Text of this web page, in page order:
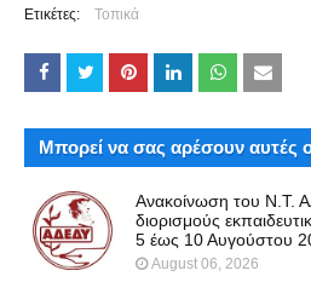
Ετικέτες: Τοπικά
Μπορεί να σας αρέσουν αυτές
Ανακοίνωση του Ν.Τ.
διορισμούς
5 έως 10 Αυγούστου
August 06, 2026